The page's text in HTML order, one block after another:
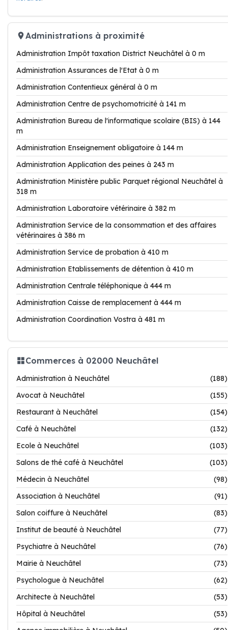
Administrations à proximité
Administration Impôt taxation District Neuchâtel à 0 m
Administration Assurances de l'Etat à 0 m
Administration Contentieux général à 0 m
Administration Centre de psychomotricité à 141 m
Administration Bureau de l'informatique scolaire (BIS) à 144
m
Administration Enseignement obligatoire à 144 m
Administration Application des peines à 243 m
Administration Ministère public Parquet régional Neuchâtel à
318 m
Administration Laboratoire vétérinaire à 382 m
Administration Service de la consommation et des affaires
vétérinaires à 386 m
Administration Service de probation à 410 m
Administration Etablissements de détention à 410 m
Administration Centrale téléphonique à 444 m
Administration Caisse de remplacement à 444 m
Administration Coordination Vostra à 481 m
Commerces à 02000 Neuchâtel
Administration à Neuchâtel
(188)
Avocat à Neuchâtel
(155)
Restaurant à Neuchâtel
(154)
Café à Neuchâtel
(132)
Ecole à Neuchâtel
(103)
Salons de thé café à Neuchâtel
(103)
Médecin à Neuchâtel
(98)
Association à Neuchâtel
(91)
Salon coiffure à Neuchâtel
(83)
Institut de beauté à Neuchâtel
(77)
Psychiatre à Neuchâtel
(76)
Mairie à Neuchâtel
(73)
Psychologue à Neuchâtel
(62)
Architecte à Neuchâtel
(53)
Hôpital à Neuchâtel
(53)